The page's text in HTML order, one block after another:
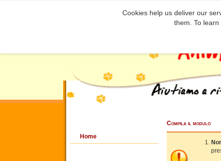
Cookies help us deliver our
them. To
Home
Compila il modulo